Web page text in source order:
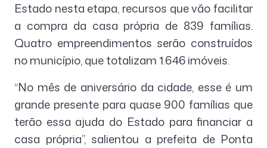
Estado nesta etapa, recursos que vão facilitar
a compra da casa própria de 839 famílias.
Quatro empreendimentos serão construídos
no município, que totalizam 1.646 imóveis.
“No mês de aniversário da cidade, esse é um
grande presente para quase 900 famílias que
terão essa ajuda do Estado para financiar a
casa própria”, salientou a prefeita de Ponta